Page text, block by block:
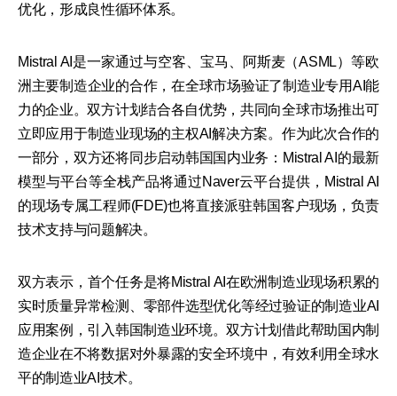
优化，形成良性循环体系。
Mistral AI是一家通过与空客、宝马、阿斯麦（ASML）等欧
洲主要制造企业的合作，在全球市场验证了制造业专用AI能
力的企业。双方计划结合各自优势，共同向全球市场推出可
立即应用于制造业现场的主权AI解决方案。作为此次合作的
一部分，双方还将同步启动韩国国内业务：Mistral AI的最新
模型与平台等全栈产品将通过Naver云平台提供，Mistral AI
的现场专属工程师(FDE)也将直接派驻韩国客户现场，负责
技术支持与问题解决。
双方表示，首个任务是将Mistral AI在欧洲制造业现场积累的
实时质量异常检测、零部件选型优化等经过验证的制造业AI
应用案例，引入韩国制造业环境。双方计划借此帮助国内制
造企业在不将数据对外暴露的安全环境中，有效利用全球水
平的制造业AI技术。